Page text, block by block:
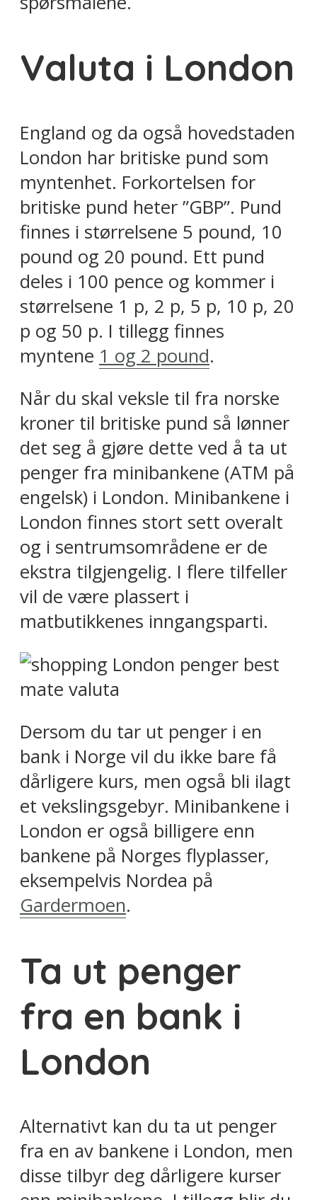
Valuta i London
England og da også hovedstaden
London har britiske pund som
myntenhet. Forkortelsen for
britiske pund heter ”GBP”. Pund
finnes i størrelsene 5 pound, 10
pound og 20 pound. Ett pund
deles i 100 pence og kommer i
størrelsene 1 p, 2 p, 5 p, 10 p, 20
p og 50 p. I tillegg finnes
myntene 1 og 2 pound.
Når du skal veksle til fra norske
kroner til britiske pund så lønner
det seg å gjøre dette ved å ta ut
penger fra minibankene (ATM på
engelsk) i London. Minibankene i
London finnes stort sett overalt
og i sentrumsområdene er de
ekstra tilgjengelig. I flere tilfeller
vil de være plassert i
matbutikkenes inngangsparti.
Dersom du tar ut penger i en
bank i Norge vil du ikke bare få
dårligere kurs, men også bli ilagt
et vekslingsgebyr. Minibankene i
London er også billigere enn
bankene på Norges flyplasser,
eksempelvis Nordea på
Gardermoen.
Ta ut penger
fra en bank i
London
Alternativt kan du ta ut penger
fra en av bankene i London, men
disse tilbyr deg dårligere kurser